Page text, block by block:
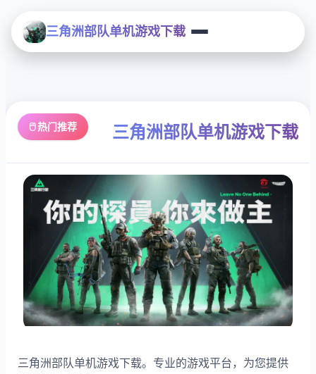
三角洲部队单机游戏下载
🖱️ 热门推荐 三角洲部队单机游戏下载
三角洲部队单机游戏下载。专业的游戏平台，为您提供